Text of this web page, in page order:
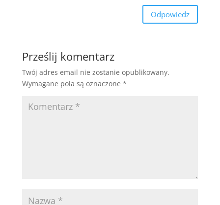
Odpowiedz
Prześlij komentarz
Twój adres email nie zostanie opublikowany.
Wymagane pola są oznaczone *